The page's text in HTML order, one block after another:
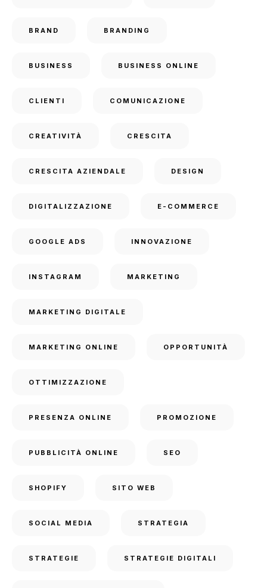
BRAND BRANDING
BUSINESS BUSINESS ONLINE
CLIENTI COMUNICAZIONE
CREATIVITÀ CRESCITA
CRESCITA AZIENDALE DESIGN
DIGITALIZZAZIONE E-COMMERCE
GOOGLE ADS INNOVAZIONE
INSTAGRAM MARKETING
MARKETING DIGITALE
MARKETING ONLINE OPPORTUNITÀ
OTTIMIZZAZIONE
PRESENZA ONLINE PROMOZIONE
PUBBLICITÀ ONLINE SEO
SHOPIFY SITO WEB
SOCIAL MEDIA STRATEGIA
STRATEGIE STRATEGIE DIGITALI